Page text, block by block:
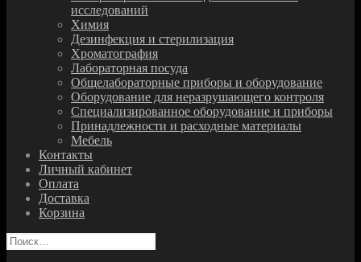
исследований
Химия
Дезинфекция и стерилизация
Хроматография
Лабораторная посуда
Общелабораторные приборы и оборудование
Оборудование для неразрушающего контроля
Специализированное оборудование и приборы
Принадлежности и расходные материалы
Мебель
Контакты
Личный кабинет
Оплата
Доставка
Корзина
Найти: